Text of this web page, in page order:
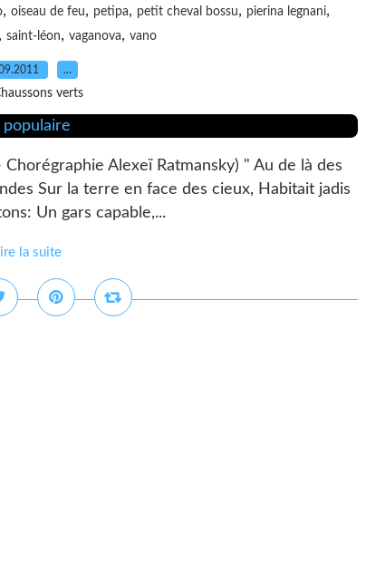
, oiseau de feu, petipa, petit cheval bossu, pierina legnani,
, saint-léon, vaganova, vano
…
verts
Alexeï Ratmansky) " Au de là des
Sur la terre en face des cieux, Habitait jadis
Un gars capable,...
la suite